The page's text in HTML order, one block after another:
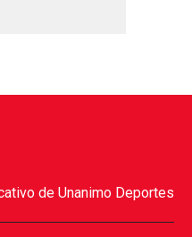
de Unanimo Deportes